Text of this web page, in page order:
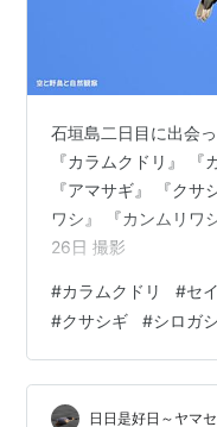
石垣島二日目に出会
『カラムクドリ』 『
『アマサギ』 『クサ
ワシ』 『カンムリワ
26日 撮影
#カラムクドリ #セ
#クサシギ #シロガ
日日是好日～ヤマ